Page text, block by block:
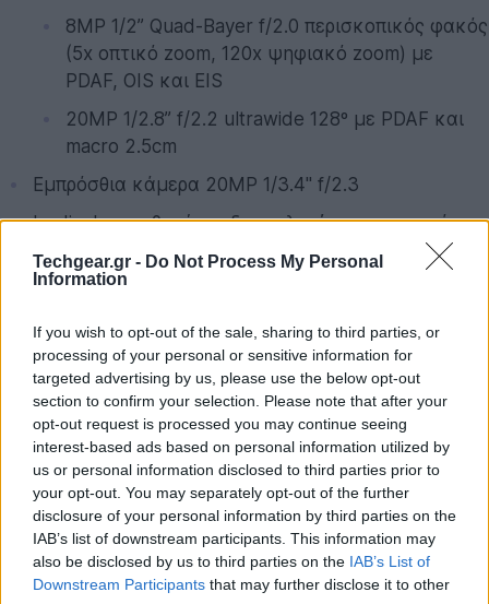
Techgear.gr - Do Not Process My Personal
Information
If you wish to opt-out of the sale, sharing to third parties, or
processing of your personal or sensitive information for
targeted advertising by us, please use the below opt-out
section to confirm your selection. Please note that after your
opt-out request is processed you may continue seeing
interest-based ads based on personal information utilized by
us or personal information disclosed to third parties prior to
your opt-out. You may separately opt-out of the further
disclosure of your personal information by third parties on the
IAB’s list of downstream participants. This information may
also be disclosed by us to third parties on the IAB’s List of
Downstream Participants that may further disclose it to other
8MP 1/2’’ Quad-Bayer f/2.0 περισκοπικός φακός
(5x οπτικό zoom, 120x ψηφιακό zoom) με
PDAF, OIS και EIS
20MP 1/2.8’’ f/2.2 ultrawide 128º με PDAF και
macro 2.5cm
Εμπρόσθια κάμερα 20MP 1/3.4'' f/2.3
In-display αισθητήρας δακτυλικών αποτυπωμάτων
dualSIM
Λειτουργικό σύστημα Android 10 με MIUI 12
Μπαταρία 4500mAh με φορτιστή 120W (50W
ασύρματη φόρτιση, 10W αντίστροφη ασύρματη
φόρτιση)
Διαστάσεις 162.38 x 75.04 x 9.45mm
Βάρος 221gr
Ακολουθήστε το